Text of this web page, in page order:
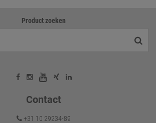
Product zoeken
Contact
+31 10 29234-89